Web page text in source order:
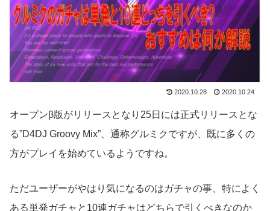
2020.10.28 2020.10.24
オープンβ版がリリースとなり25日には正式リリースとな
る”D4DJ Groovy Mix”、通称グルミクですが、既に多くの
方がプレイを始めているようですね。
ただユーザーがやはり気になるのはガチャの事、特によく
ある単発ガチャと10連ガチャはどちらで引くべきなのか